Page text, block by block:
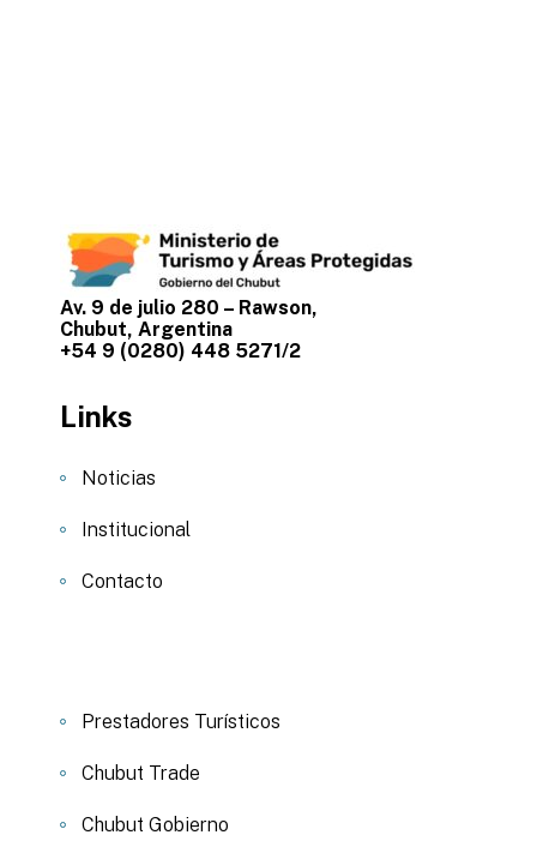
Av. 9 de julio 280 – Rawson,
Chubut, Argentina
+54 9 (0280) 448 5271/2
Links
Noticias
Institucional
Contacto
Prestadores Turísticos
Chubut Trade
Chubut Gobierno